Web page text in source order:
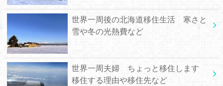
世界一周後の北海道移住生活 寒さと
雪や冬の光熱費など
世界一周夫婦 ちょっと移住します
移住する理由や移住先など